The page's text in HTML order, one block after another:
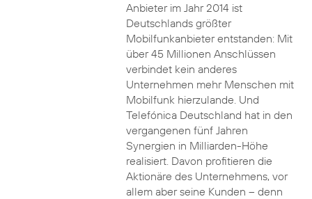
Anbieter im Jahr 2014 ist
Deutschlands größter
Mobilfunkanbieter entstanden: Mit
über 45 Millionen Anschlüssen
verbindet kein anderes
Unternehmen mehr Menschen mit
Mobilfunk hierzulande. Und
Telefónica Deutschland hat in den
vergangenen fünf Jahren
Synergien in Milliarden-Höhe
realisiert. Davon profitieren die
Aktionäre des Unternehmens, vor
allem aber seine Kunden – denn